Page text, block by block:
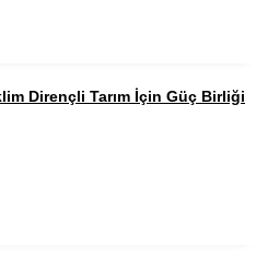
Dirençli Tarım İçin Güç Birliği